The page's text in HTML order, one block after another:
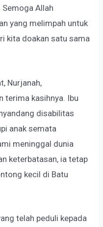
Allah
yang melimpah untuk
kita doakan satu sama
Nurjanah,
terima kasihnya. Ibu
disabilitas
anak semata
meninggal dunia
keterbatasan, ia tetap
kecil di Batu
telah peduli kepada